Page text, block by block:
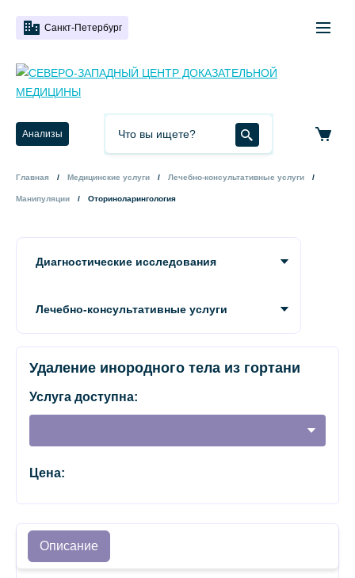
Санкт-Петербург
Анализы
Главная Медицинские услуги Лечебно-консультативные услуги
Манипуляции Оториноларингология
Диагностические исследования
Лечебно-консультативные услуги
Удаление инородного тела из гортани
Услуга доступна:
Цена:
Описание